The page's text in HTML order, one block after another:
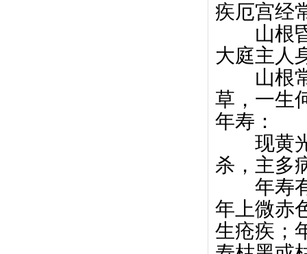
疾厄宫经
山根昏
大庭主
山根常
草，一
年寿：
现黄光
杀，主
年寿有
年上微赤
生疮疾；